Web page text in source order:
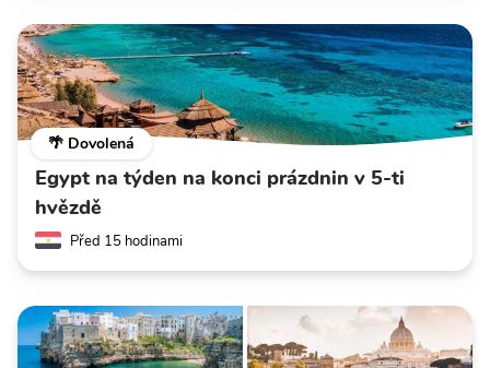
🌴 Dovolená
Egypt na týden na konci prázdnin v 5-ti
hvězdě
Před 15 hodinami